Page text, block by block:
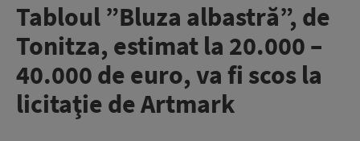
Tabloul ”Bluza albastră”, de
Tonitza, estimat la 20.000 –
40.000 de euro, va fi scos la
licitaţie de Artmark